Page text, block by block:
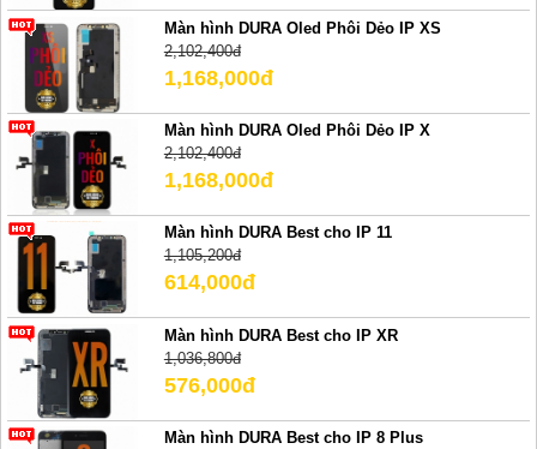
Màn hình DURA Oled Phôi Dẻo IP XS
2,102,400đ
1,168,000đ
Màn hình DURA Oled Phôi Dẻo IP X
2,102,400đ
1,168,000đ
Màn hình DURA Best cho IP 11
1,105,200đ
614,000đ
Màn hình DURA Best cho IP XR
1,036,800đ
576,000đ
Màn hình DURA Best cho IP 8 Plus